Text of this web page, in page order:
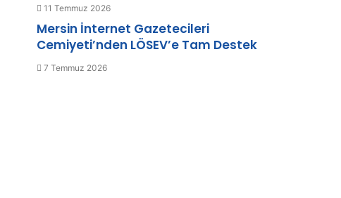
11 Temmuz 2026
Mersin İnternet Gazetecileri
Cemiyeti’nden LÖSEV’e Tam Destek
7 Temmuz 2026